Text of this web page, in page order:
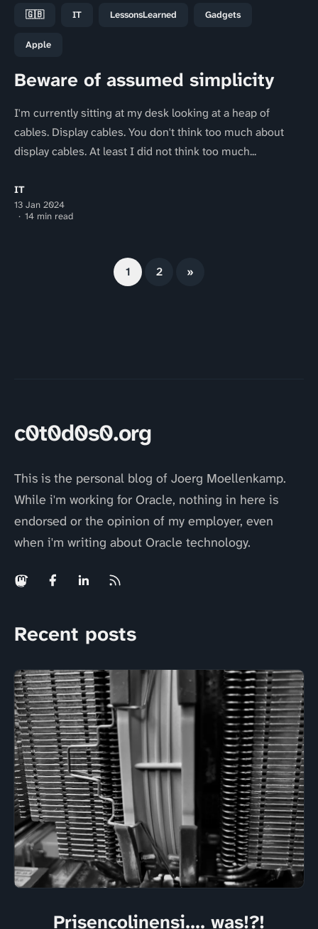
🇬🇧 IT LessonsLearned Gadgets
Apple
Beware of assumed simplicity
I'm currently sitting at my desk looking at a heap of
cables. Display cables. You don't think too much about
display cables. At least I did not think too much...
IT
13 Jan 2024
14 min read
1 2 »
c0t0d0s0.org
This is the personal blog of Joerg Moellenkamp.
While i'm working for Oracle, nothing in here is
endorsed or the opinion of my employer, even
when i'm writing about Oracle technology.
Recent posts
Prisencolinensi.... was!?!